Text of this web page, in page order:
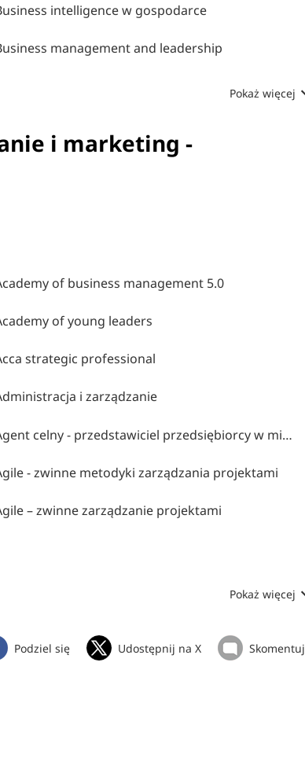
intelligence w gospodarce
management and leadership
Pokaż więcej
i marketing -
of business management 5.0
of young leaders
strategic professional
i zarządzanie
Agent celny - przedstawiciel przedsiębiorcy w międzynarodowym obrocie towarowym
- zwinne metodyki zarządzania projektami
– zwinne zarządzanie projektami
Pokaż więcej
Podziel się Udostępnij na X Skomentuj